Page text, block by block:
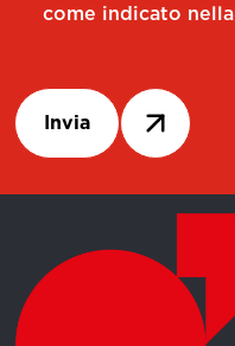
come indicato nella
Invia